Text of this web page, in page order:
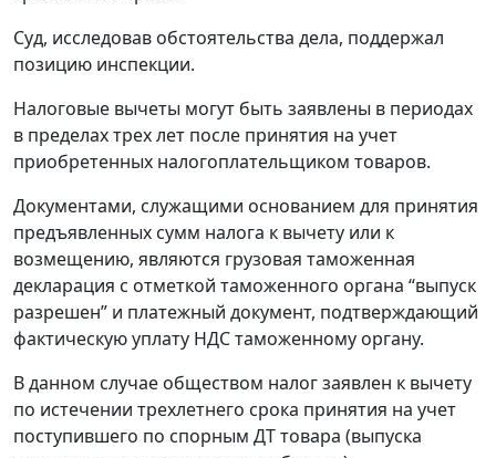
Суд, исследовав обстоятельства дела, поддержал
позицию инспекции.
Налоговые вычеты могут быть заявлены в периодах
в пределах трех лет после принятия на учет
приобретенных налогоплательщиком товаров.
Документами, служащими основанием для принятия
предъявленных сумм налога к вычету или к
возмещению, являются грузовая таможенная
декларация с отметкой таможенного органа “выпуск
разрешен” и платежный документ, подтверждающий
фактическую уплату НДС таможенному органу.
В данном случае обществом налог заявлен к вычету
по истечении трехлетнего срока принятия на учет
поступившего по спорным ДТ товара (выпуска